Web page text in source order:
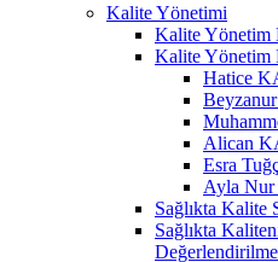
Kalite Yönetimi
Kalite Yönetim
Kalite Yönetim
Hatice
Alican
Esra
Ayla
Sağlıkta Kalite
Sağlıkta